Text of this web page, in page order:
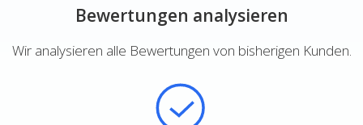
Bewertungen analysieren
Wir analysieren alle Bewertungen von bisherigen Kunden.